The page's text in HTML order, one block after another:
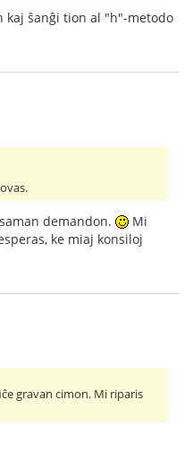
kaj ŝanĝi tion al "h"-metodo
demandon.
Mi
ke miaj konsiloj
gravan cimon. Mi riparis